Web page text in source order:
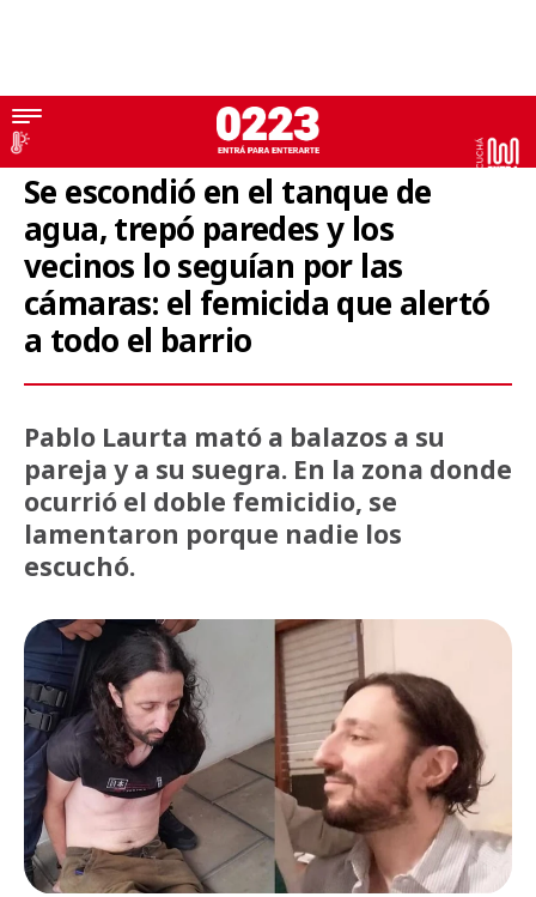
Doble femicidio
Se escondió en el tanque de
agua, trepó paredes y los
vecinos lo seguían por las
cámaras: el femicida que alertó
a todo el barrio
Pablo Laurta mató a balazos a su
pareja y a su suegra. En la zona donde
ocurrió el doble femicidio, se
lamentaron porque nadie los
escuchó.